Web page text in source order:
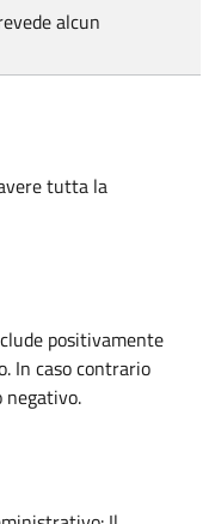
alcun
tutta la
positivamente
In caso contrario
negativo.